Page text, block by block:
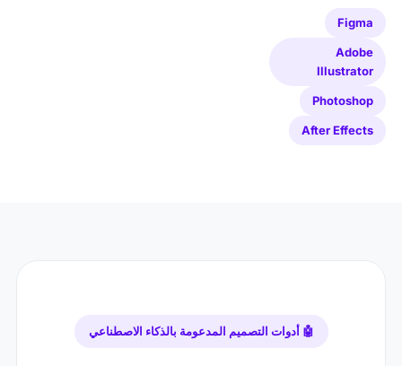
Figma
Adobe
Illustrator
Photoshop
After Effects
🤖 أدوات التصميم المدعومة بالذكاء الاصطناعي